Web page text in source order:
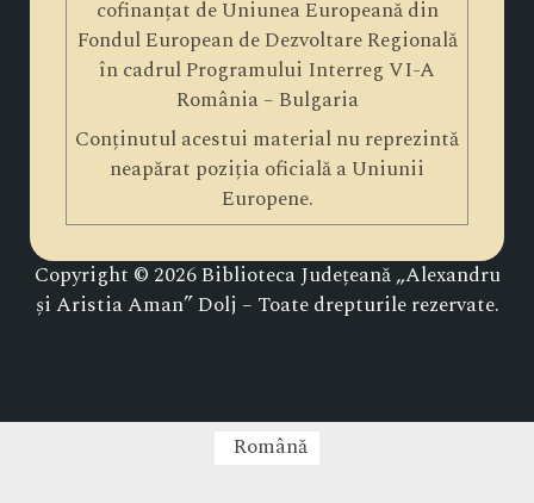
cofinanțat de Uniunea Europeană din
Fondul European de Dezvoltare Regională
în cadrul Programului Interreg VI-A
România – Bulgaria
Conținutul acestui material nu reprezintă
neapărat poziția oficială a Uniunii
Europene.
Copyright © 2026 Biblioteca Județeană „Alexandru
și Aristia Aman” Dolj – Toate drepturile rezervate.
Română